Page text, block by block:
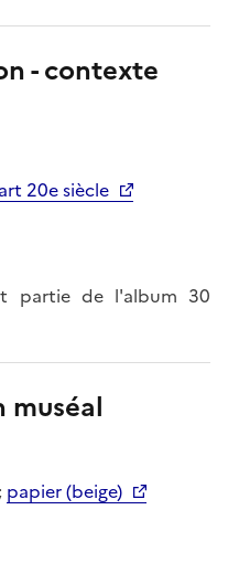
- contexte
20e siècle
partie de l'album 30
; papier (beige)